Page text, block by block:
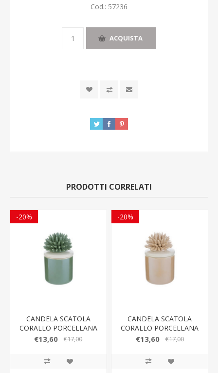
Cod.: 57236
ACQUISTA
PRODOTTI CORRELATI
-20%
CANDELA SCATOLA
CORALLO PORCELLANA
VERDE LE STELLE
€13,60 €17,00
-20%
CANDELA SCATOLA
CORALLO PORCELLANA
BEIGE LE STELLE
€13,60 €17,00